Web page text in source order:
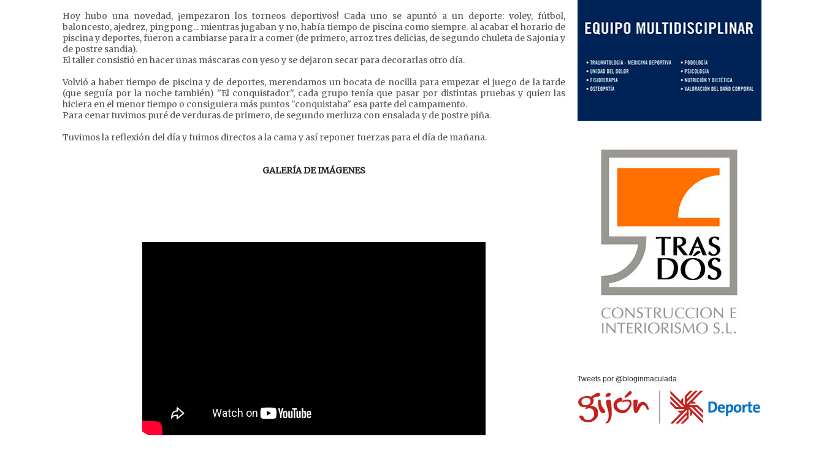
Hoy hubo una novedad, ¡empezaron los torneos deportivos! Cada uno se apuntó a un deporte: voley, fútbol,
baloncesto, ajedrez, pingpong... mientras jugaban y no, había tiempo de piscina como siempre. al acabar el horario de
piscina y deportes, fueron a cambiarse para ir a comer (de primero, arroz tres delicias, de segundo chuleta de Sajonia y
de postre sandia).
El taller consistió en hacer unas máscaras con yeso y se dejaron secar para decorarlas otro día.
Volvió a haber tiempo de piscina y de deportes, merendamos un bocata de nocilla para empezar el juego de la tarde
(que seguía por la noche también) ''El conquistador", cada grupo tenía que pasar por distintas pruebas y quien las
hiciera en el menor tiempo o consiguiera más puntos ''conquistaba" esa parte del campamento.
Para cenar tuvimos puré de verduras de primero, de segundo merluza con ensalada y de postre piña.
Tuvimos la reflexión del día y fuimos directos a la cama y así reponer fuerzas para el día de mañana.
GALERÍA DE IMÁGENES
Tweets por @bloginmaculada